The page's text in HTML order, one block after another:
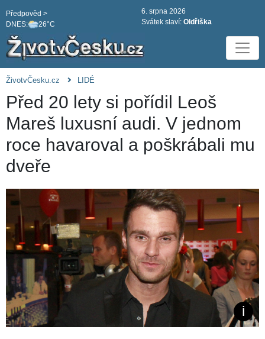
DNES: 26°C
Předpověd >
6. srpna 2026
Svátek slaví: Oldřiška
ŽivotvČesku.cz LIDÉ
Před 20 lety si pořídil Leoš
Mareš luxusní audi. V jednom
roce havaroval a poškrábali mu
dveře